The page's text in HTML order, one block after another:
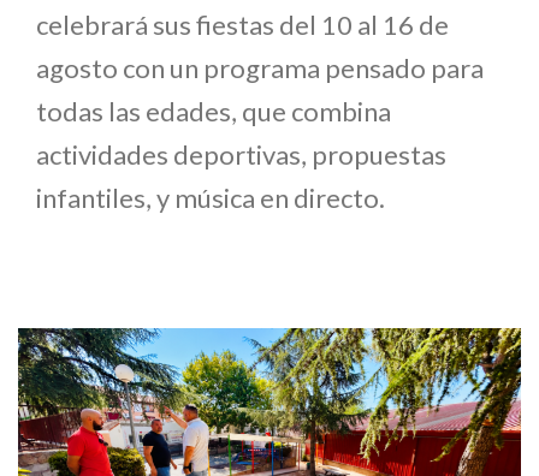
celebrará sus fiestas del 10 al 16 de
agosto con un programa pensado para
todas las edades, que combina
actividades deportivas, propuestas
infantiles, y música en directo.